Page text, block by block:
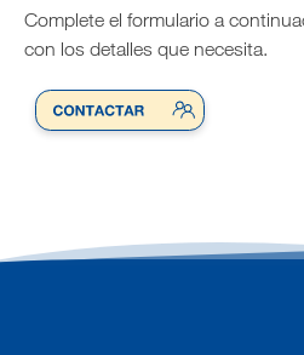
Complete el formulario a
con los detalles que necesita.